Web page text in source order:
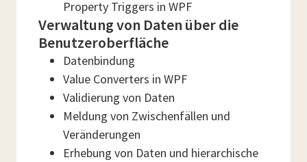
Property Triggers in WPF
Verwaltung von Daten über die
Benutzeroberfläche
Datenbindung
Value Converters in WPF
Validierung von Daten
Meldung von Zwischenfällen und
Veränderungen
Erhebung von Daten und hierarchische